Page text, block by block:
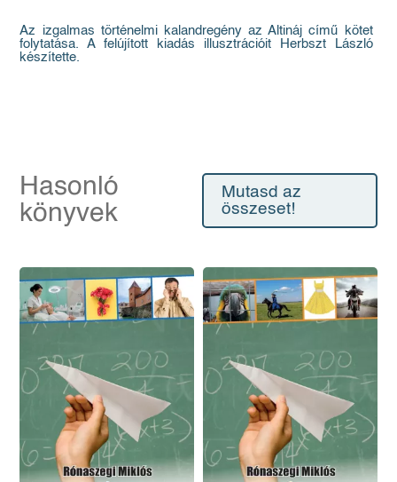
Az izgalmas történelmi kalandregény az Altináj című kötet
folytatása. A felújított kiadás illusztrációit Herbszt László
készítette.
Hasonló
könyvek
Mutasd az
összeset!